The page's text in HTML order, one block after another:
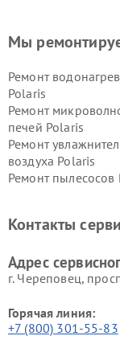
Мы
Ремонт
Polaris
Ремонт
печей Polaris
Ремонт
воздуха Polaris
Ремонт пылесосов
Контакты
Адрес
г. Череповец,
Горячая линия:
+7 (800) 301-55-83